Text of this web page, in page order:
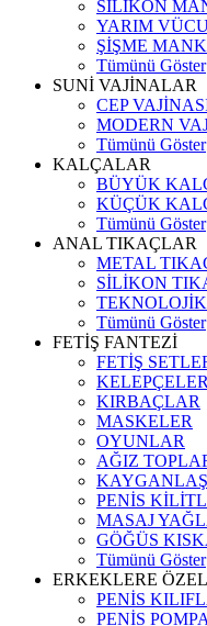
SİLİKON
YARIM
ŞİŞME
Tümünü Göster
SUNİ VAJİNALAR
CEP
MODERN
Tümünü Göster
KALÇALAR
BÜYÜK
KÜÇÜK
Tümünü Göster
ANAL TIKAÇLAR
METAL
SİLİKON
Tümünü Göster
FETİŞ FANTEZİ
FETİŞ
KELEPÇELER
KIRBAÇLAR
MASKELER
OYUNLAR
AĞIZ
PENİS
MASAJ
GÖĞÜS
Tümünü Göster
ERKEKLERE ÖZEL
PENİS
PENİS